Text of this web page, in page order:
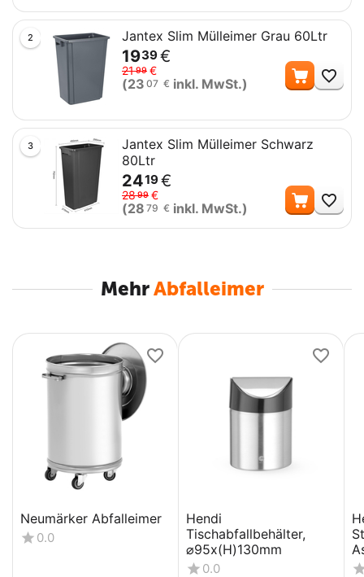
2 Jantex Slim Mülleimer Grau 60Ltr
1939 €
2199 €
(23 07 € inkl. MwSt.)
3
Jantex Slim Mülleimer Schwarz
80Ltr
2419 €
2899 €
(28 79 € inkl. MwSt.)
MehrAbfalleimer
Neumärker Abfalleimer
0.0
Hendi
Tischabfallbehälter,
⌀95x(H)130mm
0.0